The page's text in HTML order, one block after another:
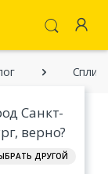
Санкт-
верно?
ДРУГОЙ